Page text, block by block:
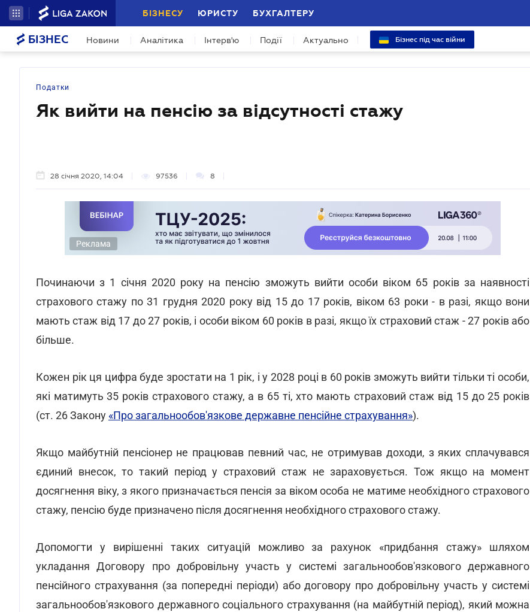
БІЗНЕСУ ЮРИСТУ БУХГАЛТЕРУ
БІЗНЕС Новини Аналітика Інтерв'ю Події Актуально Бізнес під час війни
Податки
Як вийти на пенсію за відсутності стажу
28 січня 2020, 14:04 97536 8
Реклама
Починаючи з 1 січня 2020 року на пенсію зможуть вийти особи віком 65 років за наявності
страхового стажу по 31 грудня 2020 року від 15 до 17 років, віком 63 роки - в разі, якщо вони
мають стаж від 17 до 27 років, і особи віком 60 років в разі, якщо їх страховий стаж - 27 років або
більше.
Кожен рік ця цифра буде зростати на 1 рік, і у 2028 році в 60 років зможуть вийти тільки ті особи,
які матимуть 35 років страхового стажу, а в 65 ті, хто мають страховий стаж від 15 до 25 років
(ст. 26 Закону «Про загальнообов'язкове державне пенсійне страхування»).
Якщо майбутній пенсіонер не працював певний час, не отримував доходи, з яких сплачувався
єдиний внесок, то такий період у страховий стаж не зараховується. Тож якщо на момент
досягнення віку, з якого призначається пенсія за віком особа не матиме необхідного страхового
стажу, пенсію буде призначено після досягнення необхідного страхового стажу.
Допомогти у вирішенні таких ситуацій можливо за рахунок «придбання стажу» шляхом
укладання Договору про добровільну участь у системі загальнообов'язкового державного
пенсійного страхування (за попередні періоди) або договору про добровільну участь у системі
загальнообов'язкового державного соціального страхування (на майбутній період), який можна